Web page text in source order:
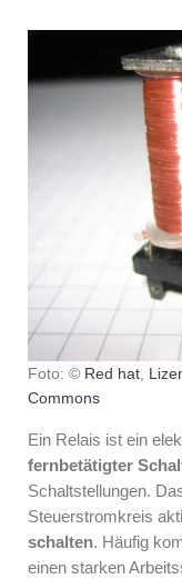
Foto: © Red hat,
Commons
Ein Relais ist ein
fernbetätigter
Schaltstellungen.
Steuerstromkreis
schalten. Häufig
einen starken